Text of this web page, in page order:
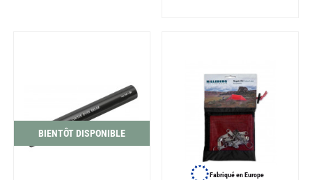
BIENTÔT DISPONIBLE
Fabriqué en Europe